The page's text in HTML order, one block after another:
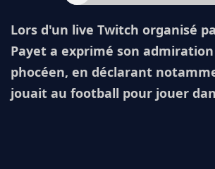
Lors d'un live Twitch organisé
Payet a exprimé son
phocéen, en déclarant
jouait au football pour jouer